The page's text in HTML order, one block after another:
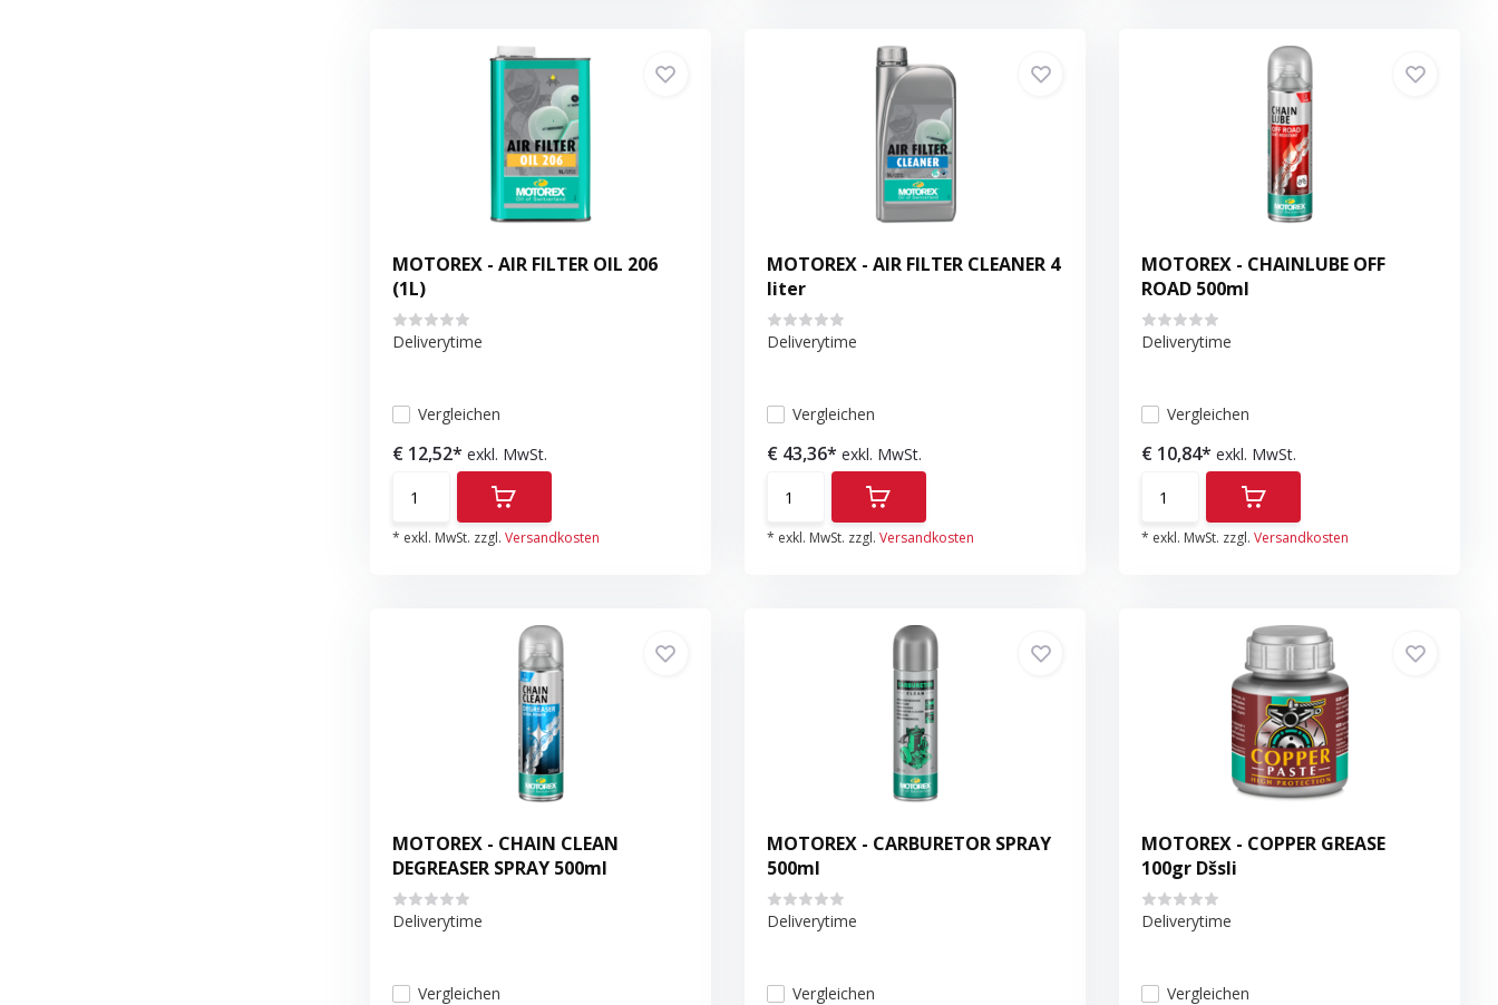
MOTOREX - AIR FILTER OIL 206
(1L)
Deliverytime
Vergleichen
€ 12,52* exkl. MwSt.
* exkl. MwSt. zzgl. Versandkosten
MOTOREX - AIR FILTER CLEANER 4
liter
Deliverytime
Vergleichen
€ 43,36* exkl. MwSt.
* exkl. MwSt. zzgl. Versandkosten
MOTOREX - CHAINLUBE OFF
ROAD 500ml
Deliverytime
Vergleichen
€ 10,84*exkl. MwSt.
* exkl. MwSt. zzgl.Versandkosten
MOTOREX - CHAIN CLEAN
DEGREASER SPRAY 500ml
Deliverytime
Vergleichen
MOTOREX - CARBURETOR SPRAY
500ml
Deliverytime
Vergleichen
MOTOREX - COPPER GREASE
100gr Dšsli
Deliverytime
Vergleichen